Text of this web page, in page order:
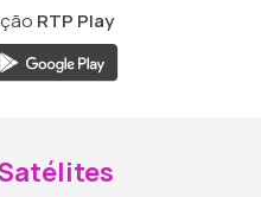
RTP Play